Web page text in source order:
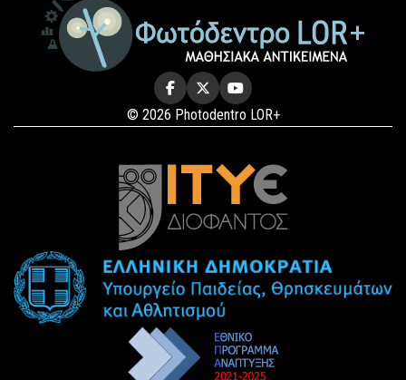
© 2026 Photodentro LOR+